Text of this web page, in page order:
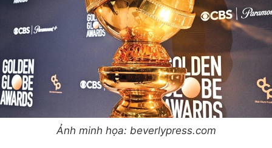
Ảnh minh họa: beverlypress.com